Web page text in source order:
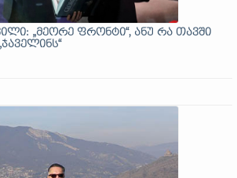
„მეორე ფრონტი“, ანუ რა თავში